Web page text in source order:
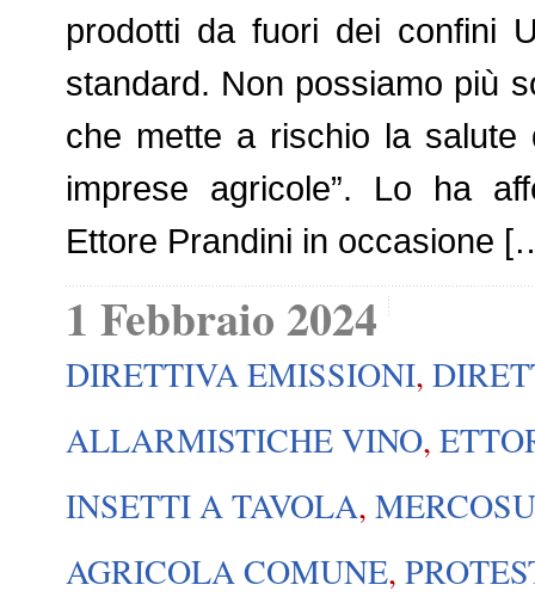
prodotti da fuori dei confini
standard. Non possiamo più
che mette a rischio la salute
imprese agricole”. Lo ha
Ettore Prandini in occasione
1 Febbraio 2024
DIRETTIVA EMISSIONI,
ALLARMISTICHE VINO,
INSETTI A TAVOLA,
AGRICOLA COMUNE,